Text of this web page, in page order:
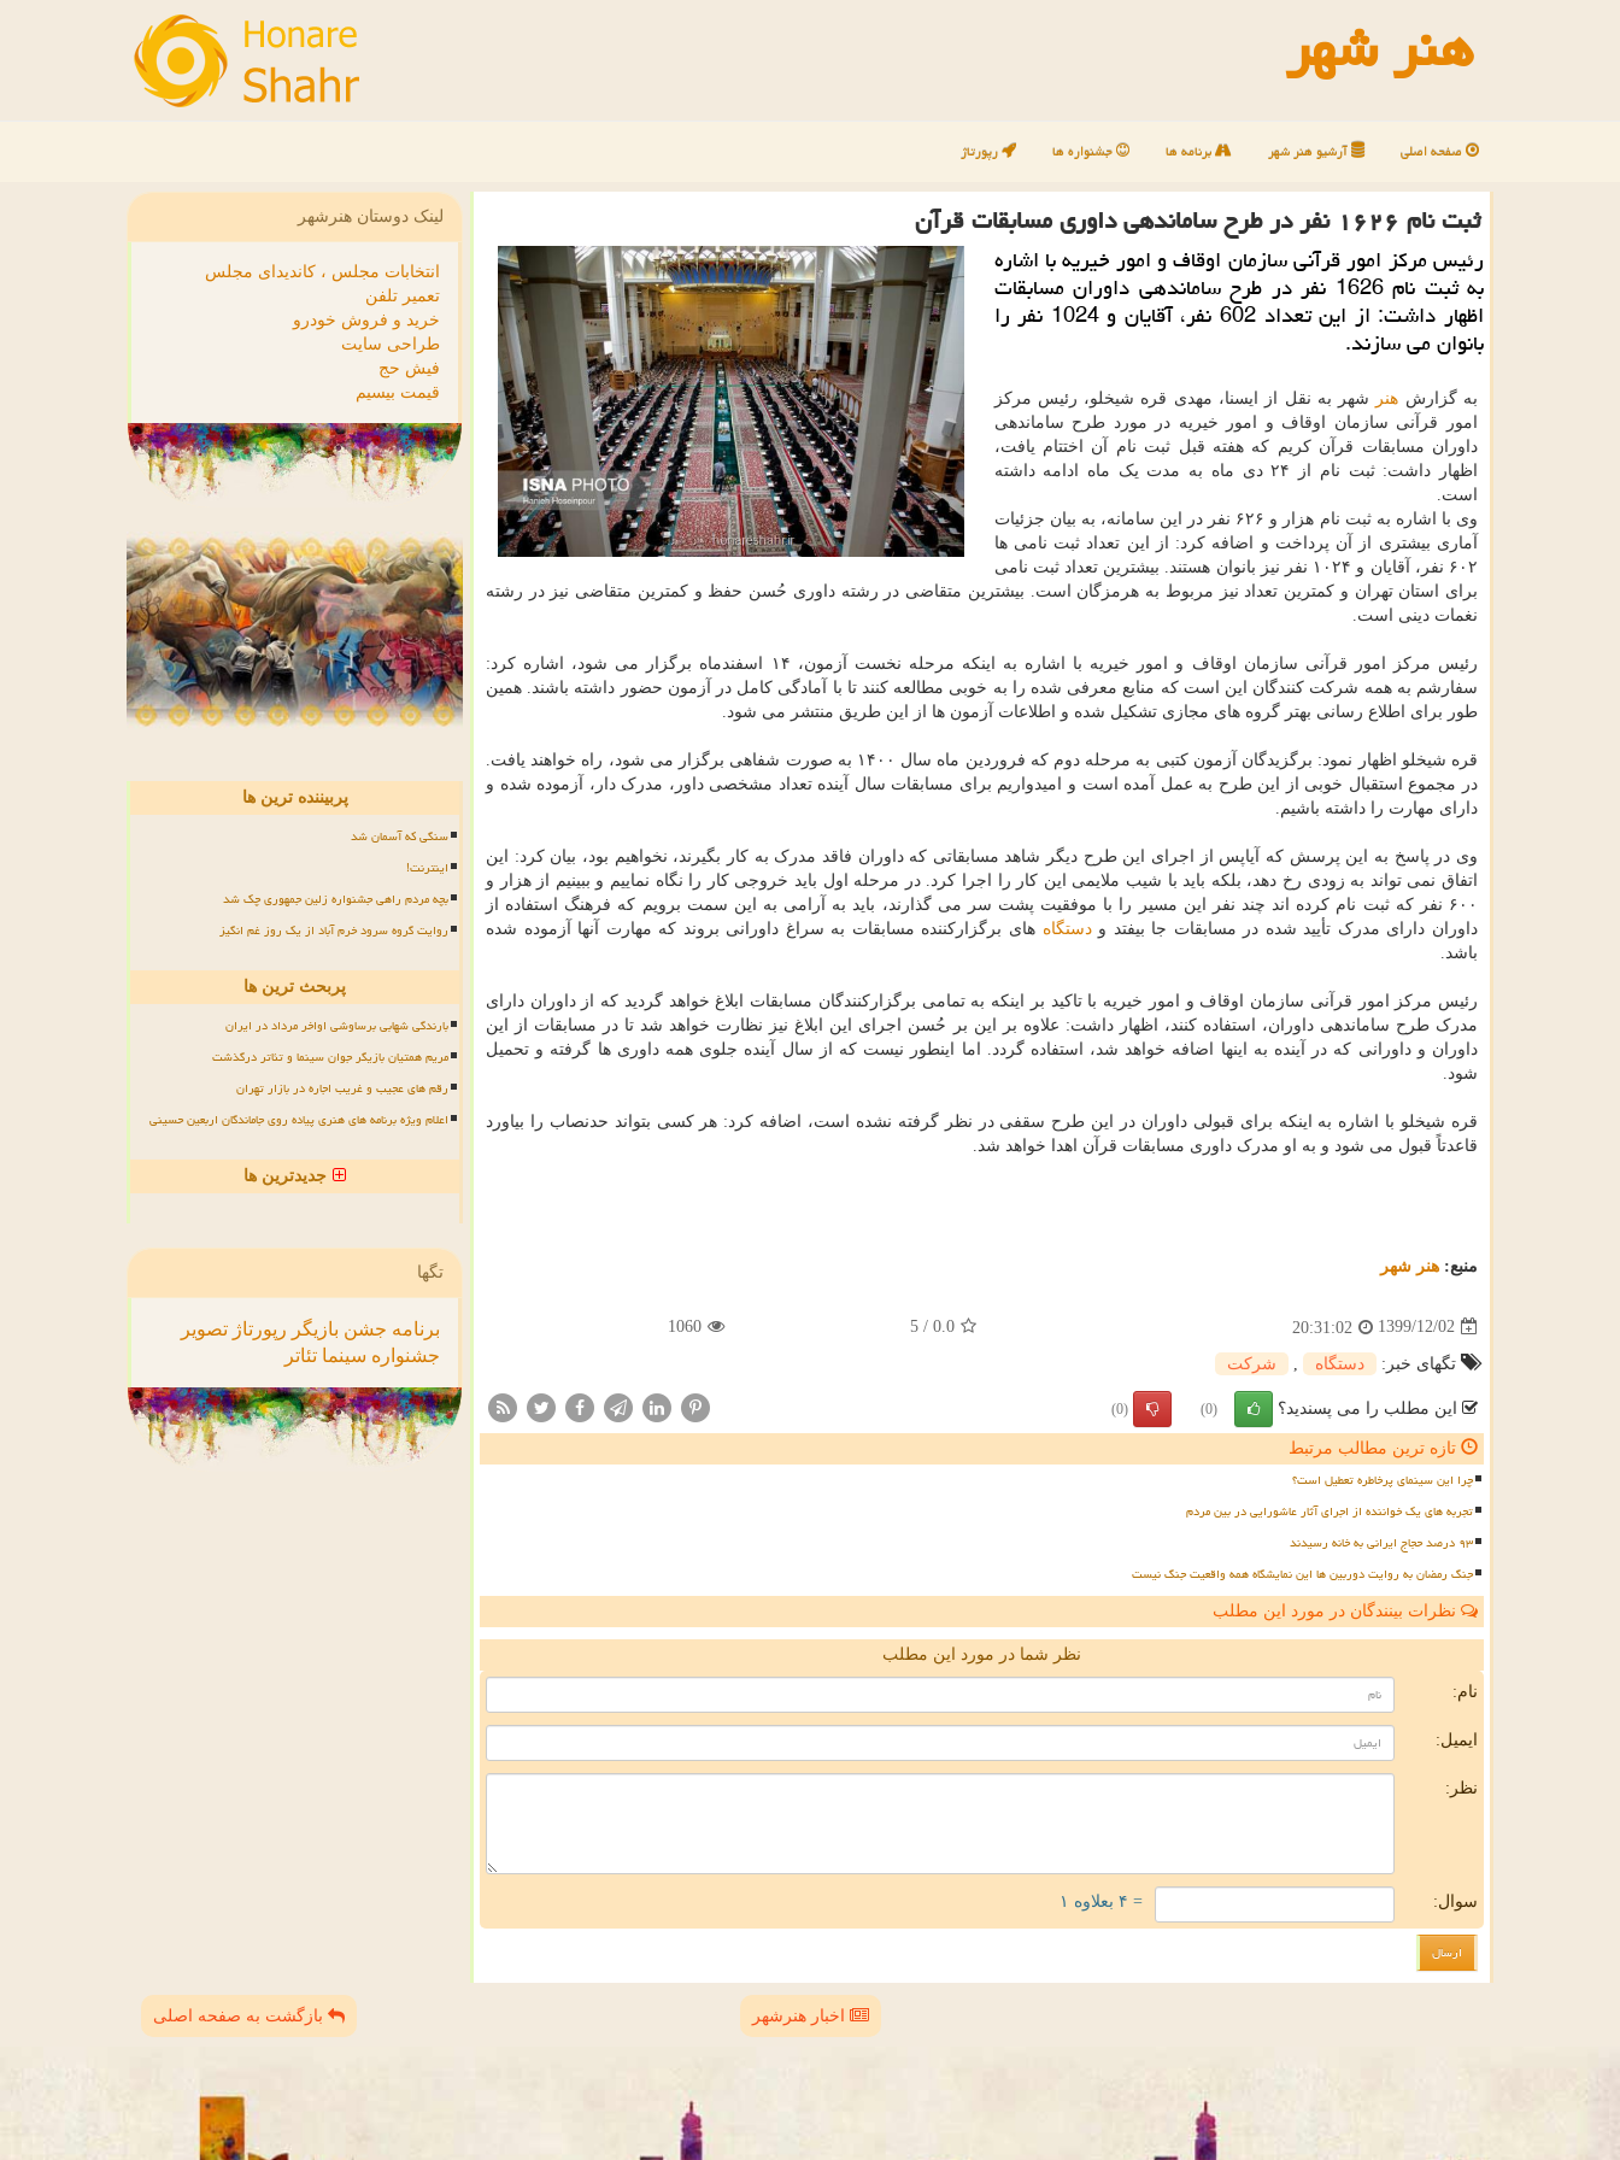
هنر شهر
صفحه اصلی آرشیو هنر شهر برنامه ها جشنواره ها رپورتاژ
ثبت نام ۱۶۲۶ نفر در طرح ساماندهی داوری مسابقات قرآن
رئیس مرکز امور قرآنی سازمان اوقاف و امور خیریه با اشاره
به ثبت نام 1626 نفر در طرح ساماندهی داوران مسابقات
اظهار داشت: از این تعداد 602 نفر، آقایان و 1024 نفر را
بانوان می سازند.
به گزارش هنر
شهر به نقل از ایسنا، مهدی قره شیخلو، رئیس مرکز
امور قرآنی سازمان اوقاف و امور خیریه در مورد طرح ساماندهی
داوران مسابقات قرآن کریم که هفته قبل ثبت نام آن اختتام یافت،
اظهار داشت: ثبت نام از ۲۴ دی ماه به مدت یک ماه ادامه داشته
است.
وی با اشاره به ثبت نام هزار و ۶۲۶ نفر در این سامانه، به بیان جزئیات
آماری بیشتری از آن پرداخت و اضافه کرد: از این تعداد ثبت نامی ها
۶۰۲ نفر، آقایان و ۱۰۲۴ نفر نیز بانوان هستند. بیشترین تعداد ثبت نامی
برای استان تهران و کمترین تعداد نیز مربوط به هرمزگان است. بیشترین متقاضی در رشته داوری حُسن حفظ و کمترین متقاضی نیز در رشته
نغمات دینی است.
رئیس مرکز امور قرآنی سازمان اوقاف و امور خیریه با اشاره به اینکه مرحله نخست آزمون، ۱۴ اسفندماه برگزار می شود، اشاره کرد:
سفارشم به همه شرکت کنندگان این است که منابع معرفی شده را به خوبی مطالعه کنند تا با آمادگی کامل در آزمون حضور داشته باشند. همین
طور برای اطلاع رسانی بهتر گروه های مجازی تشکیل شده و اطلاعات آزمون ها از این طریق منتشر می شود.
قره شیخلو اظهار نمود: برگزیدگان آزمون کتبی به مرحله دوم که فروردین ماه سال ۱۴۰۰ به صورت شفاهی برگزار می شود، راه خواهند یافت.
در مجموع استقبال خوبی از این طرح به عمل آمده است و امیدواریم برای مسابقات سال آینده تعداد مشخصی داور، مدرک دار، آزموده شده و
دارای مهارت را داشته باشیم.
وی در پاسخ به این پرسش که آیاپس از اجرای این طرح دیگر شاهد مسابقاتی که داوران فاقد مدرک به کار بگیرند، نخواهیم بود، بیان کرد: این
اتفاق نمی تواند به زودی رخ دهد، بلکه باید با شیب ملایمی این کار را اجرا کرد. در مرحله اول باید خروجی کار را نگاه نماییم و ببینیم از هزار و
۶۰۰ نفر که ثبت نام کرده اند چند نفر این مسیر را با موفقیت پشت سر می گذارند، باید به آرامی به این سمت برویم که فرهنگ استفاده از
داوران دارای مدرک تأیید شده در مسابقات جا بیفتد ودستگاه های برگزارکننده مسابقات به سراغ داورانی بروند که مهارت آنها آزموده شده
باشد.
رئیس مرکز امور قرآنی سازمان اوقاف و امور خیریه با تاکید بر اینکه به تمامی برگزارکنندگان مسابقات ابلاغ خواهد گردید که از داوران دارای
مدرک طرح ساماندهی داوران، استفاده کنند، اظهار داشت: علاوه بر این بر حُسن اجرای این ابلاغ نیز نظارت خواهد شد تا در مسابقات از این
داوران و داورانی که در آینده به اینها اضافه خواهد شد، استفاده گردد. اما اینطور نیست که از سال آینده جلوی همه داوری ها گرفته و تحمیل
شود.
قره شیخلو با اشاره به اینکه برای قبولی داوران در این طرح سقفی در نظر گرفته نشده است، اضافه کرد: هر کسی بتواند حدنصاب را بیاورد
قاعدتاً قبول می شود و به او مدرک داوری مسابقات قرآن اهدا خواهد شد.
منبع: هنر شهر
1399/12/02
20:31:02
0.0
/
5
1060
تگهای خبر: دستگاه شركت
این مطلب را می پسندید؟ (0)
(0)
تازه ترین مطالب مرتبط
چرا این سینمای پرخاطره تعطیل است؟
تجربه های یک خواننده از اجرای آثار عاشورایی در بین مردم
۹۳ درصد حجاج ایرانی به خانه رسیدند
جنگ رمضان به روایت دوربین ها این نمایشگاه همه واقعیت جنگ نیست
نظرات بینندگان در مورد این مطلب
نظر شما در مورد این مطلب
نام:
ایمیل:
نظر:
سوال: = ۴ بعلاوه ۱
لینک دوستان هنرشهر
انتخابات مجلس ، کاندیدای مجلس
تعمیر تلفن
خرید و فروش خودرو
طراحی سایت
فیش حج
قیمت بیسیم
پربیننده ترین ها
سنگی که آسمان شد
اینترنت!
بچه مردم راهی جشنواره زلین جمهوری چک شد
روایت گروه سرود خرم آباد از یک روز غم انگیز
پربحث ترین ها
بارندگی شهابی برساوشی اواخر مرداد در ایران
مریم همتیان بازیگر جوان سینما و تئاتر درگذشت
رقم های عجیب و غریب اجاره در بازار تهران
اعلام ویژه برنامه های هنری پیاده روی جاماندگان اربعین حسینی
جدیدترین ها
تگها
برنامه جشن بازیگر رپورتاژ تصویر
جشنواره سینما تئاتر
اخبار هنرشهر بازگشت به صفحه اصلی